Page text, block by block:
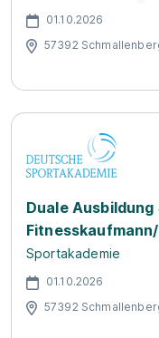
01.10.2026
57392
Duale
Sportakademie
01.10.2026
57392